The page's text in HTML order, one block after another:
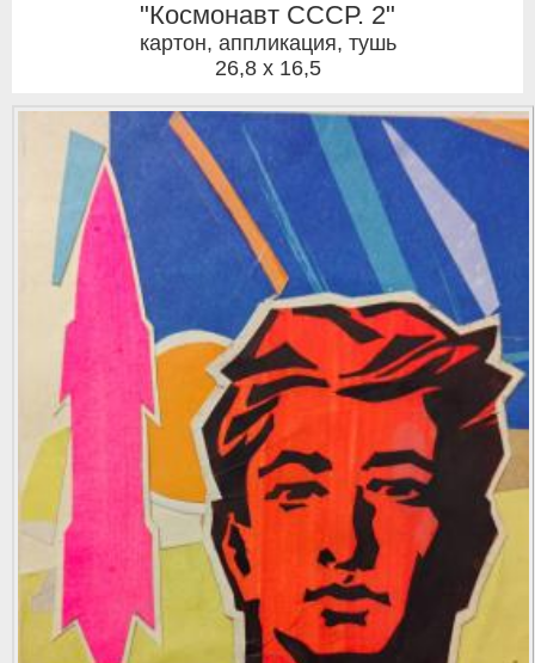
"Космонавт СССР. 2"
картон, аппликация, тушь
26,8 x 16,5